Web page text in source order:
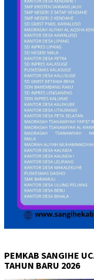
PEMKAB SANGIHE
TAHUN BARU 2026